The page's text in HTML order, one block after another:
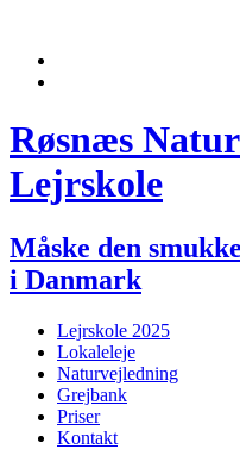
Røsnæs
Lejrskole
Måske den
i Danmark
Lejrskole 2025
Lokaleleje
Naturvejledning
Grejbank
Priser
Kontakt